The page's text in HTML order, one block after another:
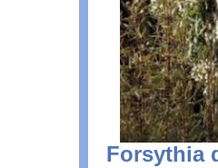
Forsythia